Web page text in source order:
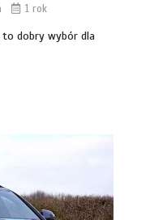
1 rok
to dobry wybór dla